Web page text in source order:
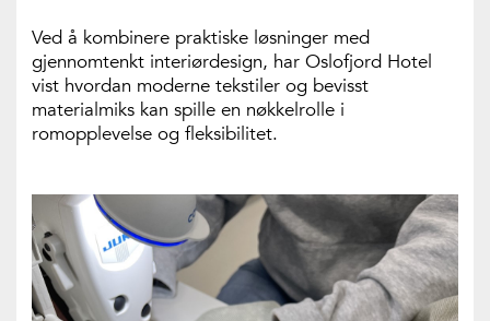
Ved å kombinere praktiske løsninger med
gjennomtenkt interiørdesign, har Oslofjord Hotel
vist hvordan moderne tekstiler og bevisst
materialmiks kan spille en nøkkelrolle i
romopplevelse og fleksibilitet.